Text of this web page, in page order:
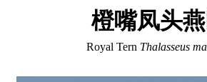
橙嘴凤头
Royal Tern Thalasseus